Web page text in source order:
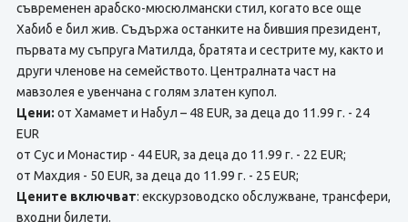
съвременен арабско-мюсюлмански стил, когато все още
Хабиб е бил жив. Съдържа останките на бившия президент,
първата му съпруга Матилда, братята и сестрите му, както и
други членове на семейството. Централната част на
мавзолея е увенчана с голям златен купол.
Цени: от Хамамет и Набул – 48 EUR, за деца до 11.99 г. - 24
EUR
от Сус и Монастир - 44 EUR, за деца до 11.99 г. - 22 EUR;
от Махдия - 50 EUR, за деца до 11.99 г. - 25 EUR;
Цените включват: екскурзоводско обслужване, трансфери,
входни билети.